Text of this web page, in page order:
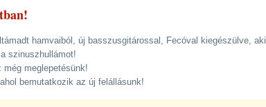
hamvaiból, új basszusgitárossal, Fecóval kiegészülve, aki
szinuszhullámot!
meglepetésünk!
bemutatkozik az új felállásunk!